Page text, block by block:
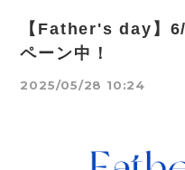
【Father's day】
ペーン中！
2025/05/28 10:24